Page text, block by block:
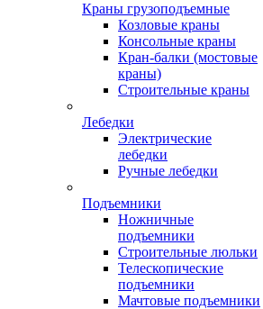
Краны грузоподъемные
Козловые краны
Консольные краны
Кран-балки (мостовые
краны)
Строительные краны
Лебедки
Электрические
лебедки
Ручные лебедки
Подъемники
Ножничные
подъемники
Строительные люльки
Телескопические
подъемники
Мачтовые подъемники